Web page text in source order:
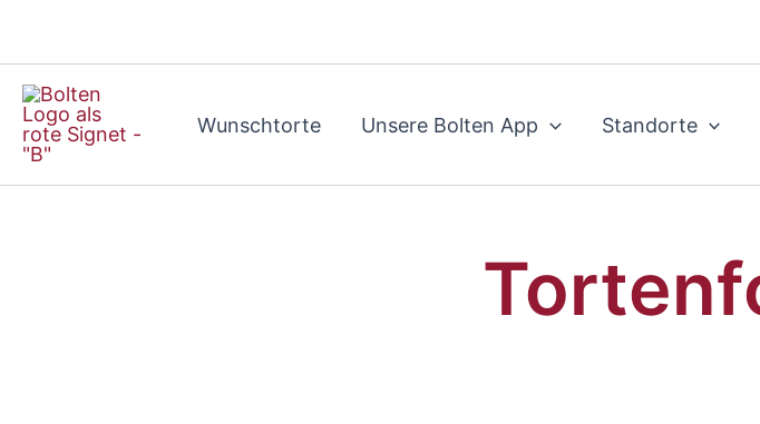
springen
Wunschtorte Unsere Bolten App Standorte